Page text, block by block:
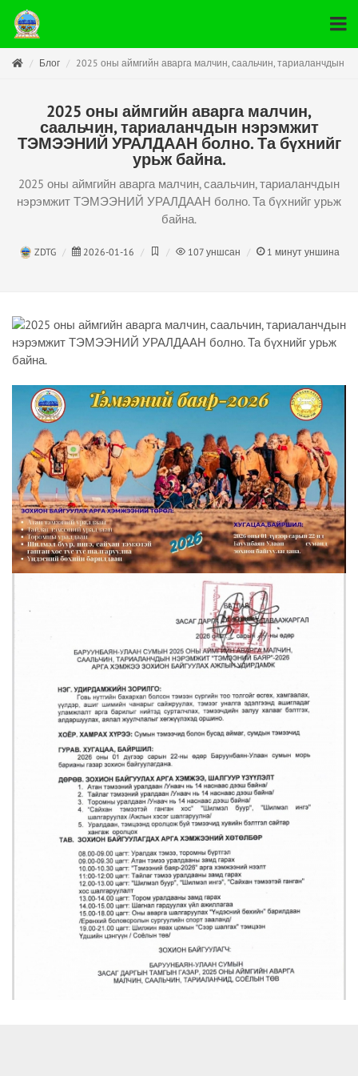
Блог 2025 оны аймгийн аварга малчин, саальчин,
2025 оны аймгийн аварга малчин,
саальчин, тариаланчдын нэрэмжит
ТЭМЭЭНИЙ УРАЛДААН болно. Та бүхнийг
урьж байна.
2025 оны аймгийн аварга малчин, саальчин, тариаланчдын
нэрэмжит ТЭМЭЭНИЙ УРАЛДААН болно. Та бүхнийг урьж
байна.
ZDTG 2026-01-16 107 уншсан 1 минут уншина